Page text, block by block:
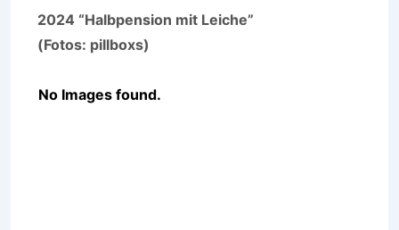
2024 “Halbpension mit Leiche”
(Fotos: pillboxs)
No Images found.